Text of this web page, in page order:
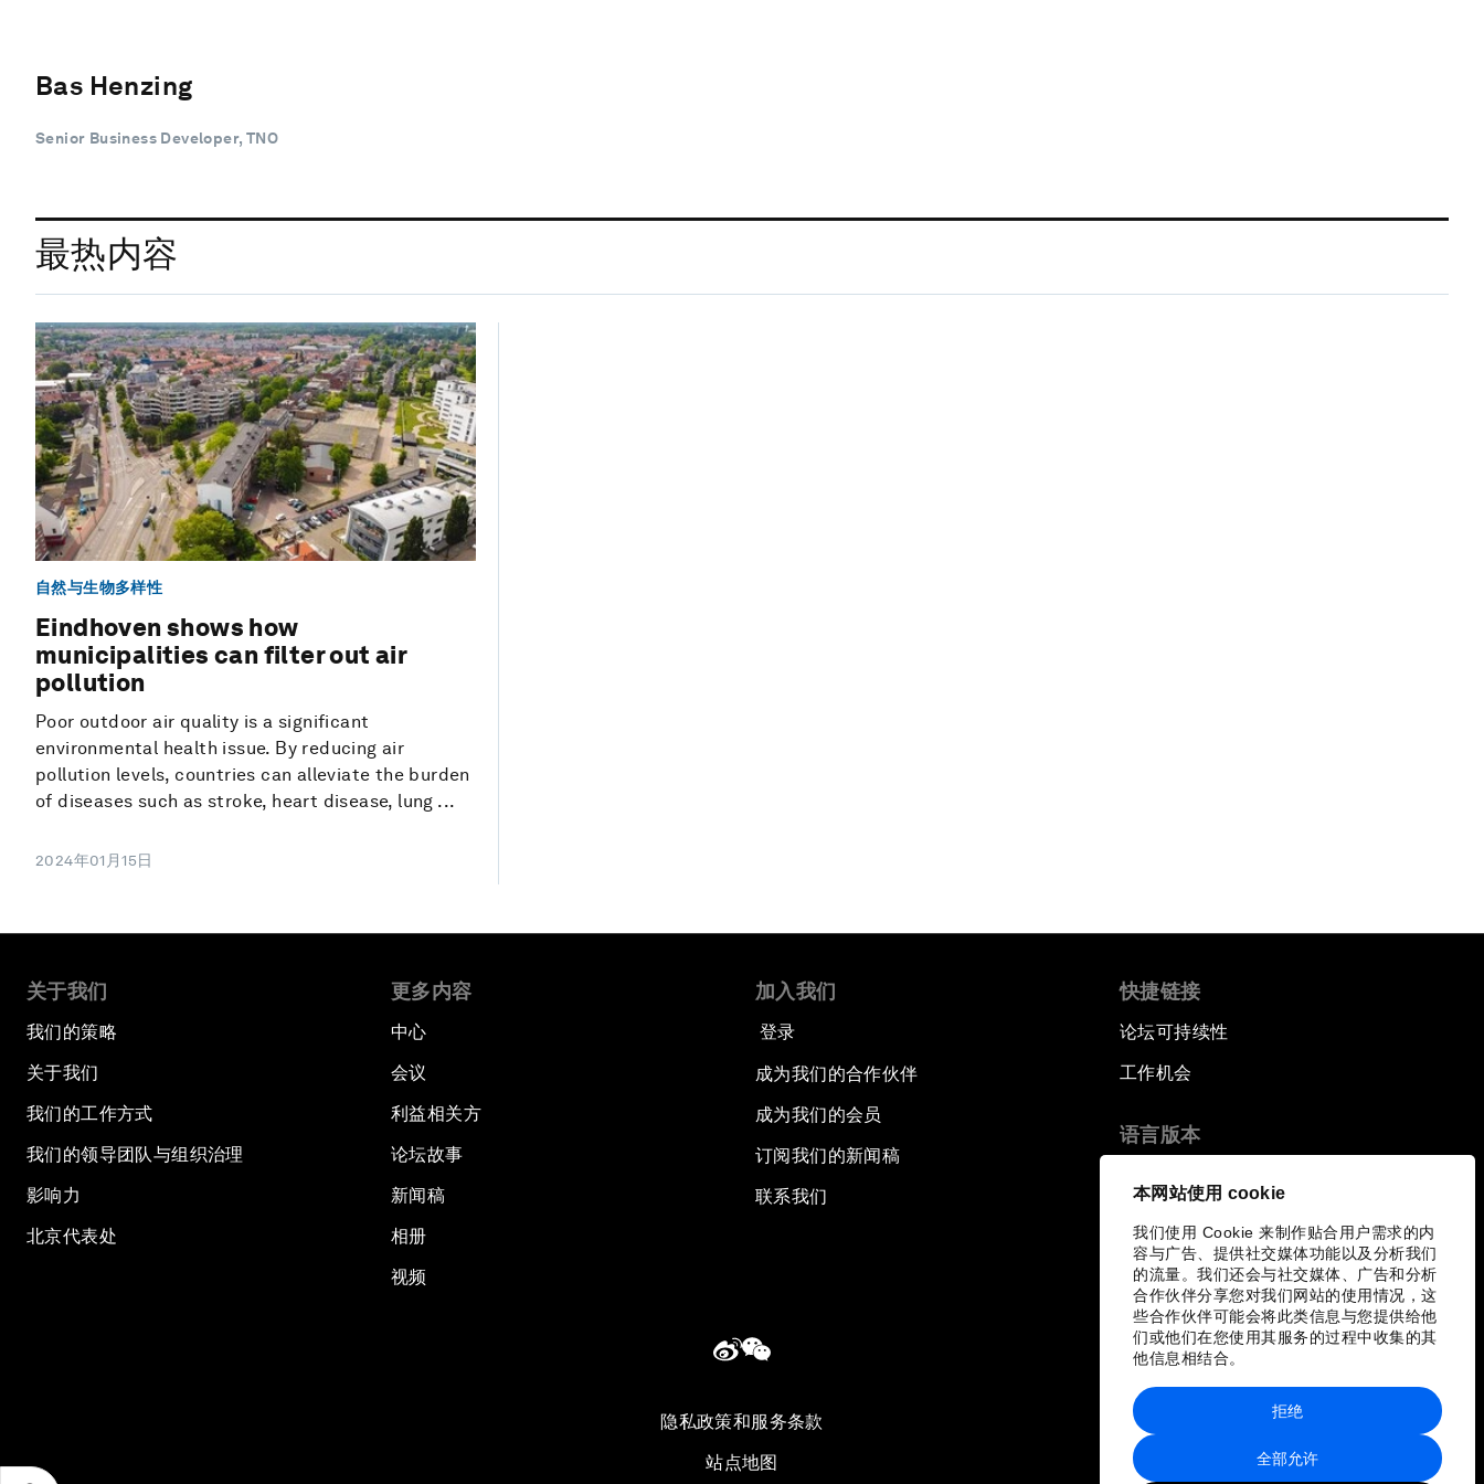
本网站使用 cookie
我们使用 Cookie 来制作贴合用户需求的内
容与广告、提供社交媒体功能以及分析我们
的流量。我们还会与社交媒体、广告和分析
合作伙伴分享您对我们网站的使用情况，这
些合作伙伴可能会将此类信息与您提供给他
们或他们在您使用其服务的过程中收集的其
他信息相结合。
全部允许
拒绝
Bas Henzing
Senior Business Developer, TNO
最热内容
自然与生物多样性
Eindhoven shows how
municipalities can filter out air
pollution
Poor outdoor air quality is a significant
environmental health issue. By reducing air
pollution levels, countries can alleviate the burden
of diseases such as stroke, heart disease, lung ...
2024年01月15日
关于我们
我们的策略
关于我们
我们的工作方式
我们的领导团队与组织治理
影响力
北京代表处
更多内容
中心
会议
利益相关方
论坛故事
新闻稿
相册
视频
加入我们
登录
成为我们的合作伙伴
成为我们的会员
订阅我们的新闻稿
联系我们
快捷链接
论坛可持续性
工作机会
语言版本
隐私政策和服务条款
站点地图